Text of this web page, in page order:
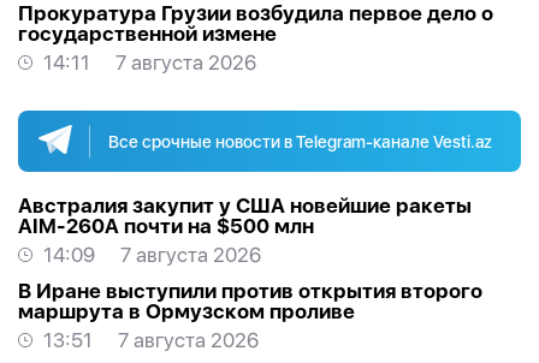
Прокуратура Грузии возбудила первое дело о
государственной измене
14:11
7 августа 2026
Все срочные новости в Telegram-канале Vesti.az
Австралия закупит у США новейшие ракеты
AIM-260A почти на $500 млн
14:09
7 августа 2026
В Иране выступили против открытия второго
маршрута в Ормузском проливе
13:51
7 августа 2026